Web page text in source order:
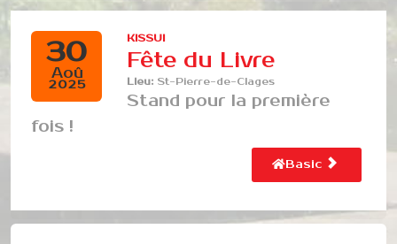
30
Aoû
2025
KISSUI
Fête du Livre
Lieu: St-Pierre-de-Clages
Stand pour la première
fois !
Basic